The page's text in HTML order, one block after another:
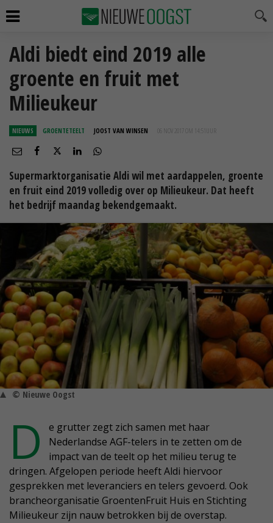
Aldi biedt eind 2019 alle
groente en fruit met
Milieukeur
NIEUWS GROENTETEELT JOOST VAN WINSEN 06 NOV 2017 OM 14:51
Supermarktorganisatie Aldi wil met aardappelen, groente
en fruit eind 2019 volledig over op Milieukeur. Dat heeft
het bedrijf maandag bekendgemaakt.
© Nieuwe Oogst
D
e grutter zegt zich samen met haar
Nederlandse AGF-telers in te zetten om de
impact van de teelt op het milieu terug te
dringen. Afgelopen periode heeft Aldi hiervoor
gesprekken met leveranciers en telers gevoerd. Ook
brancheorganisatie GroentenFruit Huis en Stichting
Milieukeur zijn nauw betrokken bij de overstap.